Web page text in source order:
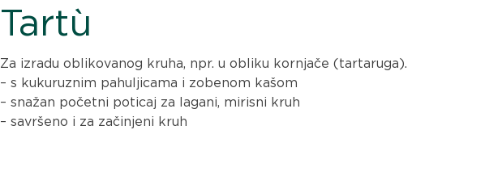
Tartù
Za izradu oblikovanog kruha, npr. u obliku kornjače (tartaruga).
– s kukuruznim pahuljicama i zobenom kašom
– snažan početni poticaj za lagani, mirisni kruh
– savršeno i za začinjeni kruh